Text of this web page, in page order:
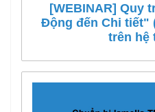
[WEBINAR] Quy
Động đến Chi tiết"
trên hệ